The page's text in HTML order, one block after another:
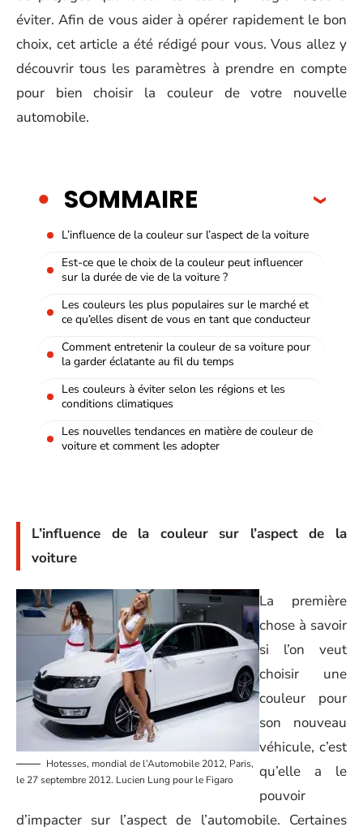
éviter. Afin de vous aider à opérer rapidement le bon
choix, cet article a été rédigé pour vous. Vous allez y
découvrir tous les paramètres à prendre en compte
pour bien choisir la couleur de votre nouvelle
automobile.
SOMMAIRE
L’influence de la couleur sur l’aspect de la voiture
Est-ce que le choix de la couleur peut influencer
sur la durée de vie de la voiture ?
Les couleurs les plus populaires sur le marché et
ce qu’elles disent de vous en tant que conducteur
Comment entretenir la couleur de sa voiture pour
la garder éclatante au fil du temps
Les couleurs à éviter selon les régions et les
conditions climatiques
Les nouvelles tendances en matière de couleur de
voiture et comment les adopter
L’influence de la couleur sur l’aspect de la
voiture
Hotesses, mondial de l’Automobile 2012, Paris,
le 27 septembre 2012. Lucien Lung pour le Figaro
La première
chose à savoir
si l’on veut
choisir une
couleur pour
son nouveau
véhicule, c’est
qu’elle a le
pouvoir
d’impacter sur l’aspect de l’automobile. Certaines